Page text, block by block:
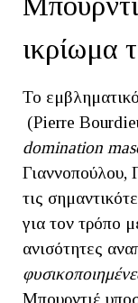
ικρίωμα
Το
(Pierre
domination
Γιαννοπούλου,
τις
για τον τρόπο
ανισότητες
Μπουρντιέ